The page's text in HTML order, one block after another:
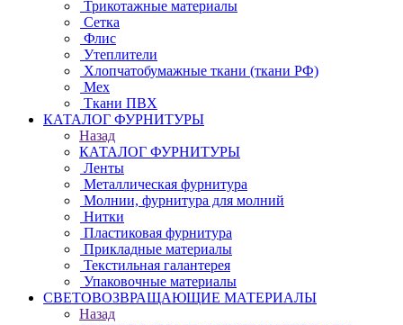
Трикотажные материалы
Сетка
Флис
Утеплители
Хлопчатобумажные ткани (ткани РФ)
Мех
Ткани ПВХ
КАТАЛОГ ФУРНИТУРЫ
Назад
КАТАЛОГ ФУРНИТУРЫ
Ленты
Металлическая фурнитура
Молнии, фурнитура для молний
Нитки
Пластиковая фурнитура
Прикладные материалы
Текстильная галантерея
Упаковочные материалы
СВЕТОВОЗВРАЩАЮЩИЕ МАТЕРИАЛЫ
Назад